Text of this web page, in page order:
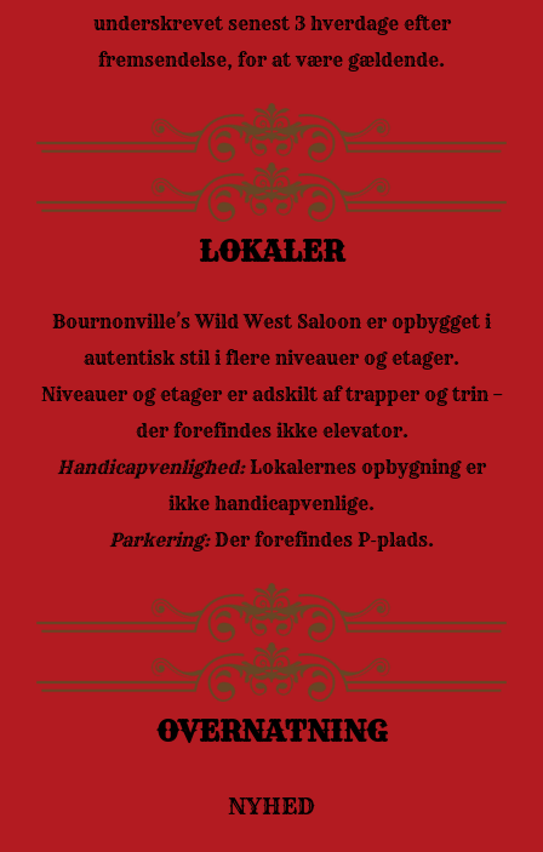
underskrevet senest 3 hverdage efter
fremsendelse, for at være gældende.
LOKALER
Bournonville´s Wild West Saloon er opbygget i
autentisk stil i flere niveauer og etager.
Niveauer og etager er adskilt af trapper og trin –
der forefindes ikke elevator.
Handicapvenlighed:Lokalernes opbygning er
ikke handicapvenlige.
Parkering:Der forefindes P-plads.
OVERNATNING
NYHED